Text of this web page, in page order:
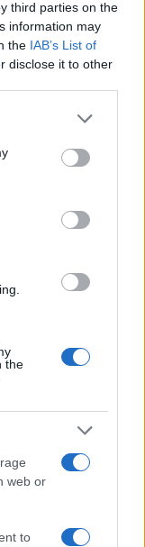
third parties on the
information may
the IAB’s List of
disclose it to other
or more Google
You may click to
party tags to
in below Google
the
web or
to
1588:
μεγάλη
με μια
από τα
ωκεανό